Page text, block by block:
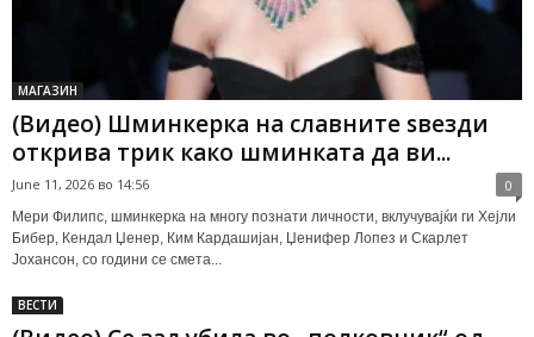
МАГАЗИН
(Видео) Шминкерка на славните ѕвезди
открива трик како шминката да ви...
June 11, 2026 во 14:56 0
Мери Филипс, шминкерка на многу познати личности, вклучувајќи ги Хејли
Бибер, Кендал Џенер, Ким Кардашијан, Џенифер Лопез и Скарлет
Јохансон, со години се смета...
ВЕСТИ